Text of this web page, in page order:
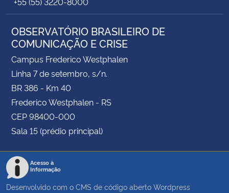
OBSERVATÓRIO BRASILEIRO DE
COMUNICAÇÃO E CRISE
Campus Frederico Westphalen
Linha 7 de setembro, s/n.
BR 386 - Km 40
Frederico Westphalen - RS
CEP 98400-000
Sala 15 (prédio principal)
Acesso à
Informação
Desenvolvido com o CMS de código aberto Wordpress